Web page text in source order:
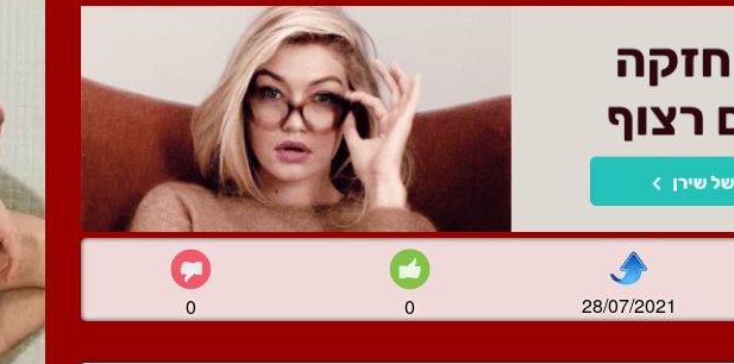
0 0 28/07/2021